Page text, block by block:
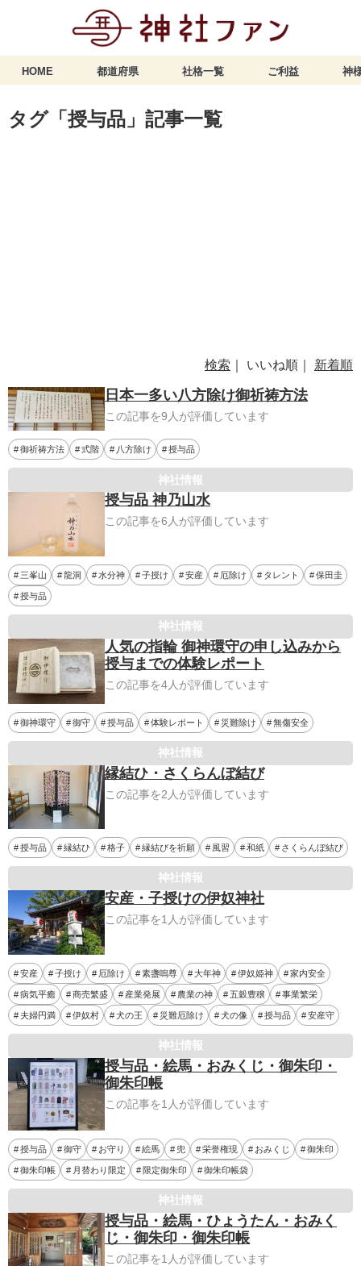
HOME 都道府県 社格一覧 ご利益 神
タグ「授与品」記事一覧
検索 ｜ いいね順｜ 新着順
日本一多い八方除け御祈祷方法
この記事を9人が評価しています
御祈祷方法 式階 八方除け 授与品
神社情報
授与品 神乃山水
この記事を6人が評価しています
三峯山 龍洞 水分神 子授け 安産 厄除け タレント 保田圭
授与品
神社情報
人気の指輪 御神環守の申し込みから
授与までの体験レポート
この記事を4人が評価しています
御神環守 御守 授与品 体験レポート 災難除け 無傷安全
神社情報
縁結ひ・さくらんぼ結び
この記事を2人が評価しています
授与品 縁結ひ 格子 縁結びを祈願 風習 和紙 さくらんぼ結び
神社情報
安産・子授けの伊奴神社
この記事を1人が評価しています
安産 子授け 厄除け 素盞嗚尊 大年神 伊奴姫神 家内安全
病気平癒 商売繁盛 産業発展 農業の神 五穀豊穣 事業繁栄
夫婦円満 伊奴村 犬の王 災難厄除け 犬の像 授与品 安産守
神社情報
授与品・絵馬・おみくじ・御朱印・
御朱印帳
この記事を1人が評価しています
授与品 御守 お守り 絵馬 兜 栄誉権現 おみくじ 御朱印
御朱印帳 月替わり限定 限定御朱印 御朱印帳袋
神社情報
授与品・絵馬・ひょうたん・おみく
じ・御朱印・御朱印帳
この記事を1人が評価しています